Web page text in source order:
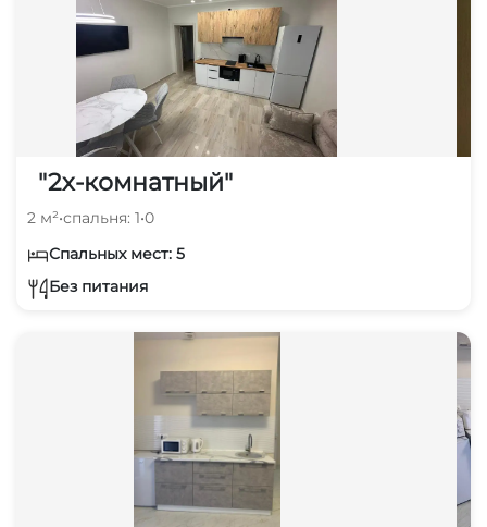
"2х-комнатный"
2 м²•спальня: 1•0
Спальных мест: 5
Без питания